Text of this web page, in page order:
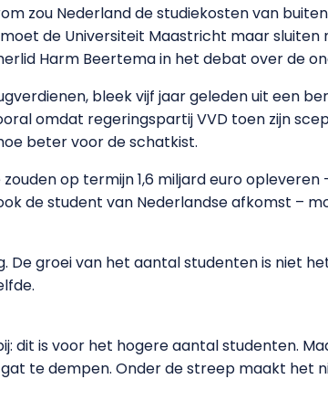
zou Nederland de studiekosten van
de Universiteit Maastricht maar sluiten
Harm Beertema in het debat over de
bleek vijf jaar geleden uit een
omdat regeringspartij VVD toen zijn
beter voor de schatkist.
op termijn 1,6 miljard euro opleveren
de student van Nederlandse afkomst –
groei van het aantal studenten is niet
dit is voor het hogere aantal studenten.
te dempen. Onder de streep maakt het